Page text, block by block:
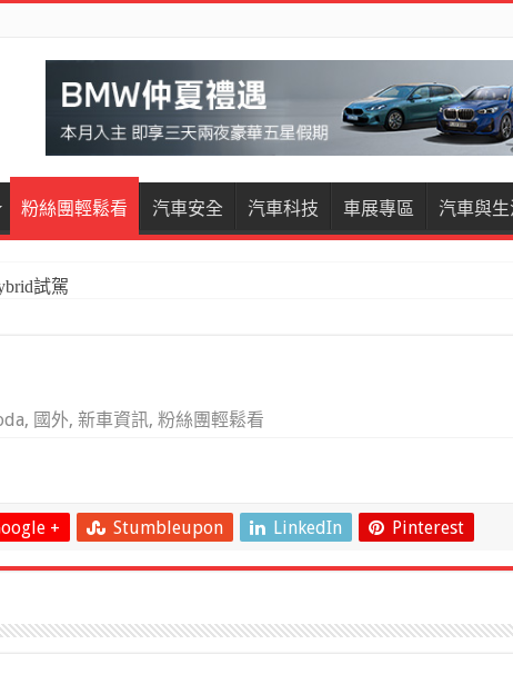
粉絲團輕鬆看 汽車安全 汽車科技 車展專區 汽車與生
試駕
, 國外, 新車資訊, 粉絲團輕鬆看
+ Stumbleupon LinkedIn Pinterest